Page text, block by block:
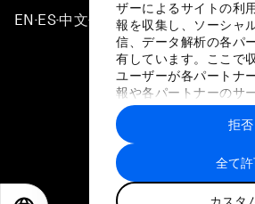
ザーによるサイトの利
報を収集し、ソーシャ
信、データ解析の各パ
有しています。ここで
ユーザーが各パートナ
報や各パートナーのサ
に収集された情報と組
トナーによって使用さ
す。
全て
カスタ
拒否
EN ▪ ES▪中文▪ 日本語
プライバシーポリシーと
サイトマップ